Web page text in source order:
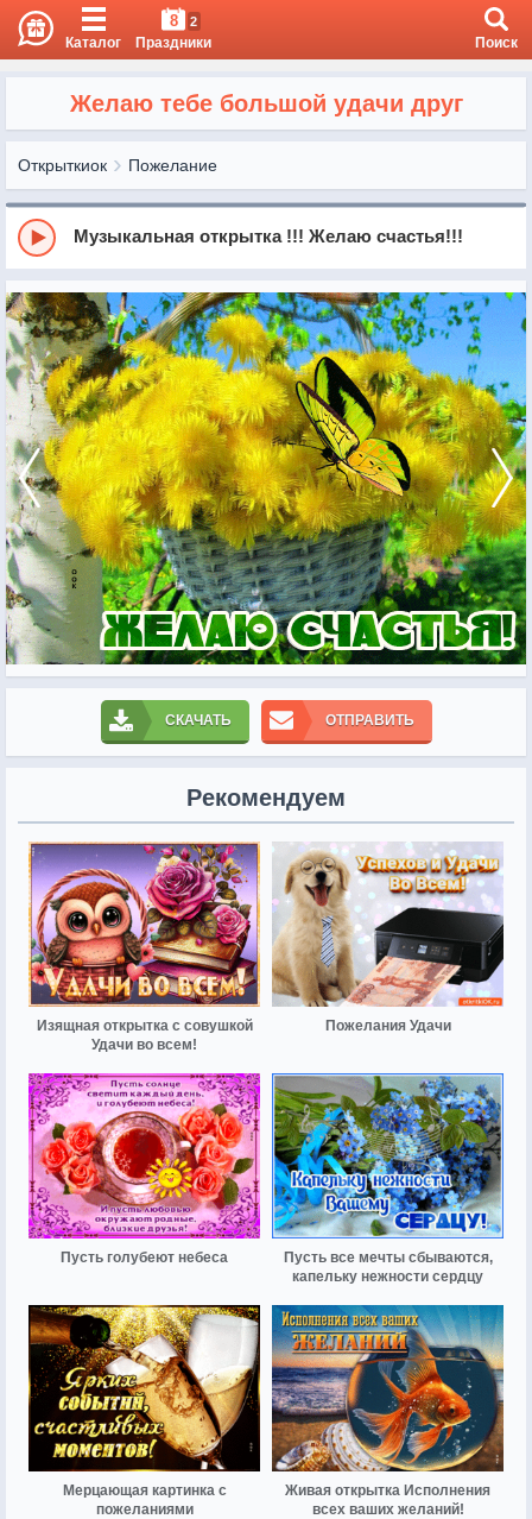
Каталог
8 2
Праздники Поиск
Желаю тебе большой удачи друг
Открыткиок Пожелание
Музыкальная открытка !!! Желаю счастья!!!
СКАЧАТЬ ОТПРАВИТЬ
Рекомендуем
Изящная открытка с совушкой
Удачи во всем!
Пожелания Удачи
Пусть голубеют небеса
Пусть все мечты сбываются,
капельку нежности сердцу
Мерцающая картинка с
пожеланиями
Живая открытка Исполнения
всех ваших желаний!